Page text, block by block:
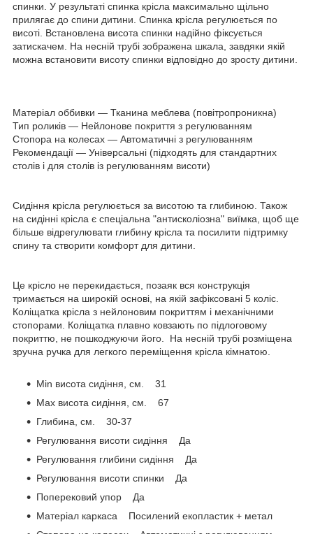
спинки. У результаті спинка крісла максимально щільно
прилягає до спини дитини. Спинка крісла регулюється по
висоті. Встановлена висота спинки надійно фіксується
затискачем. На несній трубі зображена шкала, завдяки якій
можна встановити висоту спинки відповідно до зросту дитини.
Матеріал оббивки — Тканина меблева (повітропроникна)
Тип роликів — Нейлонове покриття з регулюванням
Стопора на колесах — Автоматичні з регулюванням
Рекомендації — Універсальні (підходять для стандартних
столів і для столів із регулюванням висоти)
Сидіння крісла регулюється за висотою та глибиною. Також
на сидінні крісла є спеціальна "антисколіозна" виїмка, щоб ще
більше відрегулювати глибину крісла та посилити підтримку
спину та створити комфорт для дитини.
Це крісло не перекидається, позаяк вся конструкція
тримається на широкій основі, на якій зафіксовані 5 коліс.
Коліщатка крісла з нейлоновим покриттям і механічними
стопорами. Коліщатка плавно ковзають по підлоговому
покриттю, не пошкоджуючи його. На несній трубі розміщена
зручна ручка для легкого переміщення крісла кімнатою.
Min висота сидіння, см. 31
Max висота сидіння, см. 67
Глибина, см. 30-37
Регулювання висоти сидіння Да
Регулювання глибини сидіння Да
Регулювання висоти спинки Да
Поперековий упор Да
Матеріал каркаса Посилений екопластик + метал